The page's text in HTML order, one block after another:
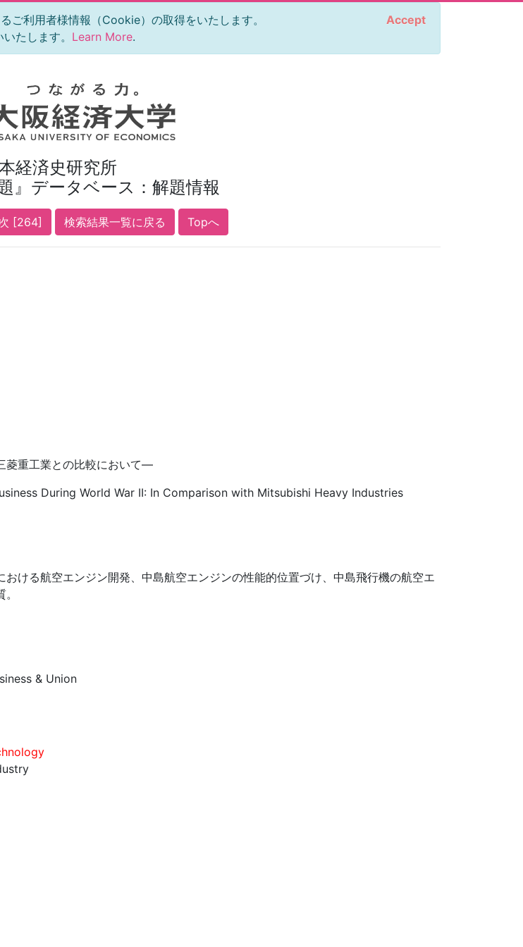
利用者様情報（Cookie）の取得をいたします。
たします。 Learn More.
Accept
経済史研究所
』データベース：解題情報
[264] 検索結果一覧に戻る Topへ
菱重工業との比較において―
During World War II: In Comparison with Mitsubishi Heavy Industries
ける航空エンジン開発、中島航空エンジンの性能的位置づけ、中島飛行機の航空エ
& Union